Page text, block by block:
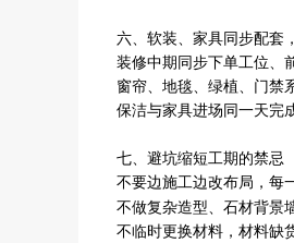
六、软装、家具同步配套
装修中期同步下单工位、
窗帘、地毯、绿植、门禁
保洁与家具进场同一天完
七、避坑缩短工期的禁忌
不要边施工边改布局，每
不做复杂造型、石材背景
不临时更换材料，材料缺